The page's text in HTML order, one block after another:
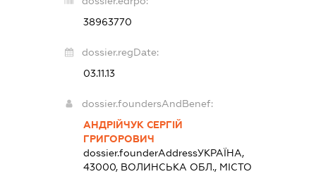
38963770
dossier.regDate:
03.11.13
dossier.foundersAndBenef:
АНДРІЙЧУК СЕРГІЙ
ГРИГОРОВИЧ
dossier.founderAddressУКРАЇНА,
43000, ВОЛИНСЬКА ОБЛ., МІСТО